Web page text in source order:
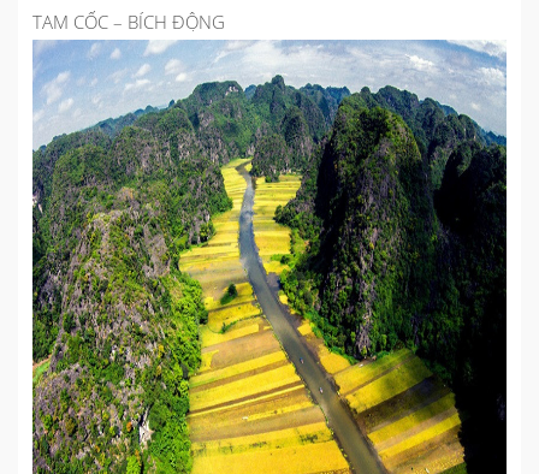
TAM CỐC – BÍCH ĐỘNG